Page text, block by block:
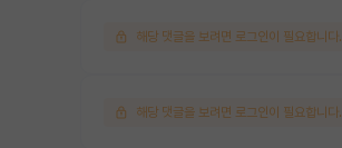
해당 댓글을 보려면 로그인이 필요합니다.
해당 댓글을 보려면 로그인이 필요합니다.